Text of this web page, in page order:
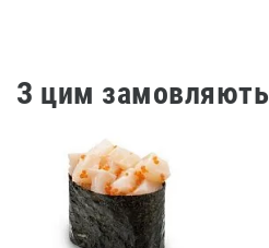
З цим замовляють